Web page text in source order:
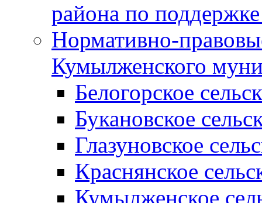
района по
Нормативно-
Кумылженского
Белогорское
Букановское
Глазуновское
Краснянское
Кумылженское